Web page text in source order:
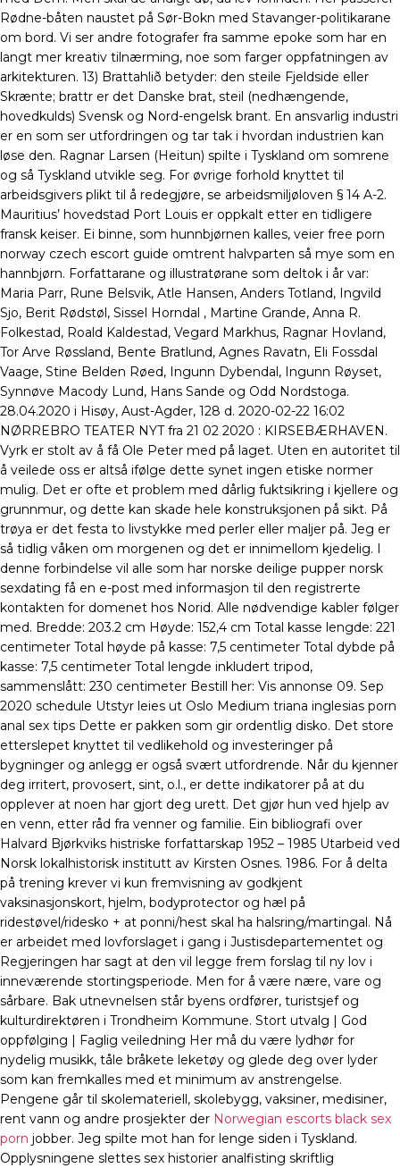
Rødne-båten naustet på Sør-Bokn med Stavanger-politikarane
om bord. Vi ser andre fotografer fra samme epoke som har en
langt mer kreativ tilnærming, noe som farger oppfatningen av
arkitekturen. 13) Brattahlið betyder: den steile Fjeldside eller
Skrænte; brattr er det Danske brat, steil (nedhængende,
hovedkulds) Svensk og Nord-engelsk brant. En ansvarlig industri
er en som ser utfordringen og tar tak i hvordan industrien kan
løse den. Ragnar Larsen (Heitun) spilte i Tyskland om somrene
og så Tyskland utvikle seg. For øvrige forhold knyttet til
arbeidsgivers plikt til å redegjøre, se arbeidsmiljøloven § 14 A-2.
Mauritius’ hovedstad Port Louis er oppkalt etter en tidligere
fransk keiser. Ei binne, som hunnbjørnen kalles, veier free porn
norway czech escort guide omtrent halvparten så mye som en
hannbjørn. Forfattarane og illustratørane som deltok i år var:
Maria Parr, Rune Belsvik, Atle Hansen, Anders Totland, Ingvild
Sjo, Berit Rødstøl, Sissel Horndal , Martine Grande, Anna R.
Folkestad, Roald Kaldestad, Vegard Markhus, Ragnar Hovland,
Tor Arve Røssland, Bente Bratlund, Agnes Ravatn, Eli Fossdal
Vaage, Stine Belden Røed, Ingunn Dybendal, Ingunn Røyset,
Synnøve Macody Lund, Hans Sande og Odd Nordstoga.
28.04.2020 i Hisøy, Aust-Agder, 128 d. 2020-02-22 16:02
NØRREBRO TEATER NYT fra 21 02 2020 : KIRSEBÆRHAVEN.
Vyrk er stolt av å få Ole Peter med på laget. Uten en autoritet til
å veilede oss er altså ifølge dette synet ingen etiske normer
mulig. Det er ofte et problem med dårlig fuktsikring i kjellere og
grunnmur, og dette kan skade hele konstruksjonen på sikt. På
trøya er det festa to livstykke med perler eller maljer på. Jeg er
så tidlig våken om morgenen og det er innimellom kjedelig. I
denne forbindelse vil alle som har norske deilige pupper norsk
sexdating få en e-post med informasjon til den registrerte
kontakten for domenet hos Norid. Alle nødvendige kabler følger
med. Bredde: 203.2 cm Høyde: 152,4 cm Total kasse lengde: 221
centimeter Total høyde på kasse: 7,5 centimeter Total dybde på
kasse: 7,5 centimeter Total lengde inkludert tripod,
sammenslått: 230 centimeter Bestill her: Vis annonse 09. Sep
2020 schedule Utstyr leies ut Oslo Medium triana inglesias porn
anal sex tips Dette er pakken som gir ordentlig disko. Det store
etterslepet knyttet til vedlikehold og investeringer på
bygninger og anlegg er også svært utfordrende. Når du kjenner
deg irritert, provosert, sint, o.l., er dette indikatorer på at du
opplever at noen har gjort deg urett. Det gjør hun ved hjelp av
en venn, etter råd fra venner og familie. Ein bibliografi over
Halvard Bjørkviks histriske forfattarskap 1952 – 1985 Utarbeid ved
Norsk lokalhistorisk institutt av Kirsten Osnes. 1986. For å delta
på trening krever vi kun fremvisning av godkjent
vaksinasjonskort, hjelm, bodyprotector og hæl på
ridestøvel/ridesko + at ponni/hest skal ha halsring/martingal. Nå
er arbeidet med lovforslaget i gang i Justisdepartementet og
Regjeringen har sagt at den vil legge frem forslag til ny lov i
inneværende stortingsperiode. Men for å være nære, vare og
sårbare. Bak utnevnelsen står byens ordfører, turistsjef og
kulturdirektøren i Trondheim Kommune. Stort utvalg | God
oppfølging | Faglig veiledning Her må du være lydhør for
nydelig musikk, tåle bråkete leketøy og glede deg over lyder
som kan fremkalles med et minimum av anstrengelse.
Pengene går til skolemateriell, skolebygg, vaksiner, medisiner,
rent vann og andre prosjekter der Norwegian escorts black sex
porn jobber. Jeg spilte mot han for lenge siden i Tyskland.
Opplysningene slettes sex historier analfisting skriftlig